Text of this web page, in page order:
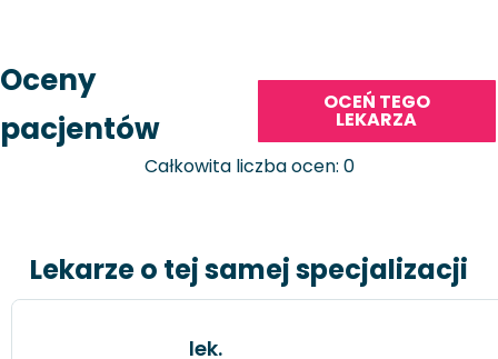
Oceny
pacjentów
OCEŃ TEGO
LEKARZA
Całkowita liczba ocen: 0
Lekarze o tej samej specjalizacji
lek.